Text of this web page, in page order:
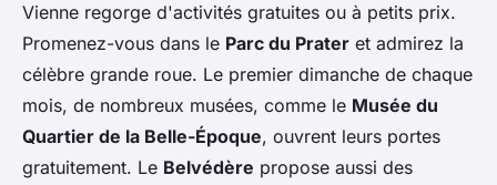
Vienne regorge d'activités gratuites ou à petits prix.
Promenez-vous dans le Parc du Prater et admirez la
célèbre grande roue. Le premier dimanche de chaque
mois, de nombreux musées, comme le Musée du
Quartier de la Belle-Époque, ouvrent leurs portes
gratuitement. Le Belvédère propose aussi des